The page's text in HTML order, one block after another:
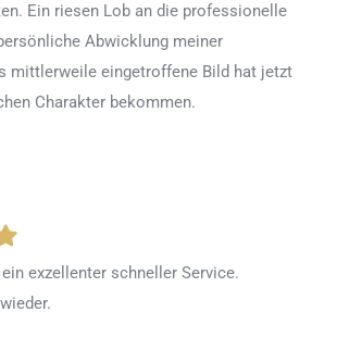
Ein riesen Lob an die professionelle
Abwicklung meiner
mittlerweile eingetroffene Bild hat jetzt
Charakter bekommen.
exzellenter schneller Service.